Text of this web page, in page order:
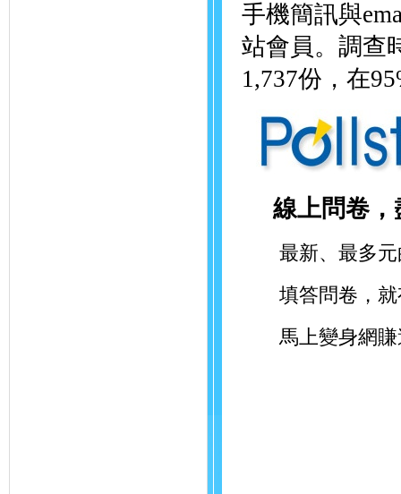
手機簡訊與
站會員。調查
1,737份，在
線上問卷，
最新、最多元
填答問卷，就
馬上變身網賺